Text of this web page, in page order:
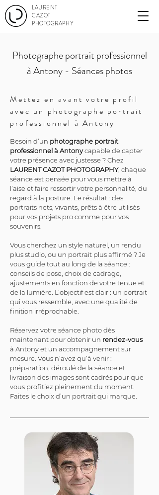
LAURENT
CAZOT
PHOTOGRAPHY
Photographe portrait professionnel
à Antony - Séances photos
Mettez en avant votre profil
avec un photographe portrait
professionnel à Antony
Besoin d’un photographe portrait
professionnel à Antony capable de capter
votre présence avec justesse ? Chez
LAURENT CAZOT PHOTOGRAPHY, chaque
séance est pensée pour vous mettre à
l’aise et faire ressortir votre personnalité, du
regard à la posture. Le résultat : des
portraits nets, vivants, prêts à être utilisés
pour vos projets pro comme pour vos
souvenirs.
Vous cherchez un style naturel, un rendu
plus studio, ou un portrait plus affirmé ? Je
vous guide tout au long de la séance :
conseils de pose, choix de cadrage,
ajustements en fonction de votre tenue et
de la lumière. L’objectif est clair : un portrait
qui vous ressemble, avec une qualité de
finition irréprochable.
Réservez votre séance photo dès
maintenant pour obtenir un rendez-vous
à Antony et un accompagnement sur
mesure. Vous n’avez qu’à venir :
préparation, déroulé de la séance et
livraison des images sont cadrés pour que
vous profitiez pleinement du moment.
Faites le choix d’un portrait qui marque.